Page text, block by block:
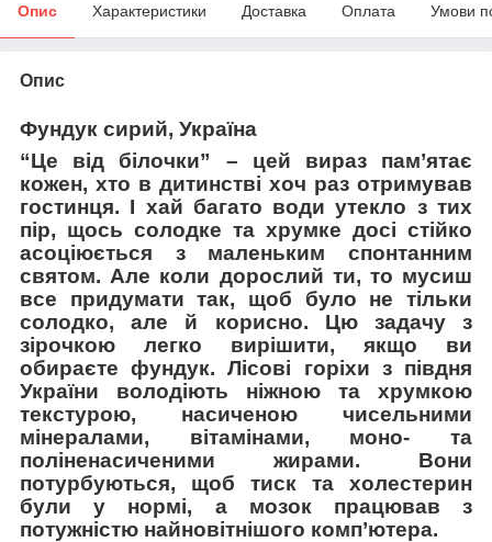
Опис Характеристики Доставка Оплата Умови
Опис
Фундук сирий, Україна
“Це від білочки” – цей вираз пам’ятає
кожен, хто в дитинстві хоч раз отримував
гостинця. І хай багато води утекло з тих
пір, щось солодке та хрумке досі стійко
асоціюється з маленьким спонтанним
святом. Але коли дорослий ти, то мусиш
все придумати так, щоб було не тільки
солодко, але й корисно. Цю задачу з
зірочкою легко вирішити, якщо ви
обираєте фундук. Лісові горіхи з півдня
України володіють ніжною та хрумкою
текстурою, насиченою чисельними
мінералами, вітамінами, моно- та
поліненасиченими жирами. Вони
потурбуються, щоб тиск та холестерин
були у нормі, а мозок працював з
потужністю найновітнішого комп’ютера.